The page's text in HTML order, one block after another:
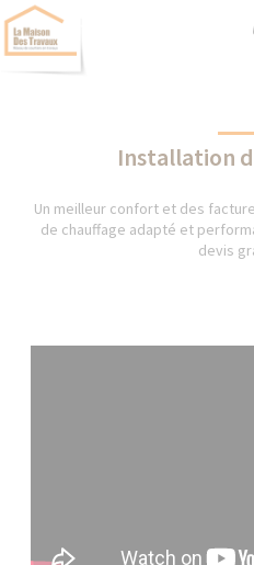
Installation
Un meilleur confort et des
de chauffage adapté et
devis